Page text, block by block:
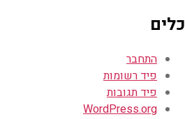
כלים
התחבר
פיד רשומות
פיד תגובות
WordPress.org